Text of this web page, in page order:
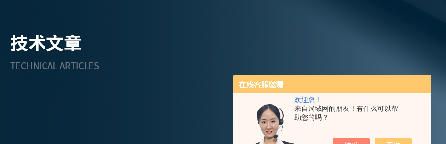
欢迎您！
来自局域网的朋友！有什么可以帮
助您的吗？